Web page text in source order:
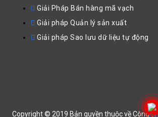
Giải Pháp Bán hàng mã vạch
Giải pháp Quản lý sản xuất
Giải pháp Sao lưu dữ liệu tự động
Copyright © 2019 Bản quyền thuộc về Công